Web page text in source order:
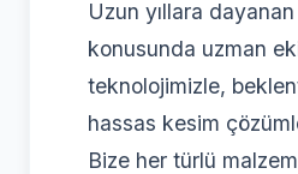
Uzun yıllara
konusunda uzman
teknolojimizle,
hassas kesim
Bize her türlü